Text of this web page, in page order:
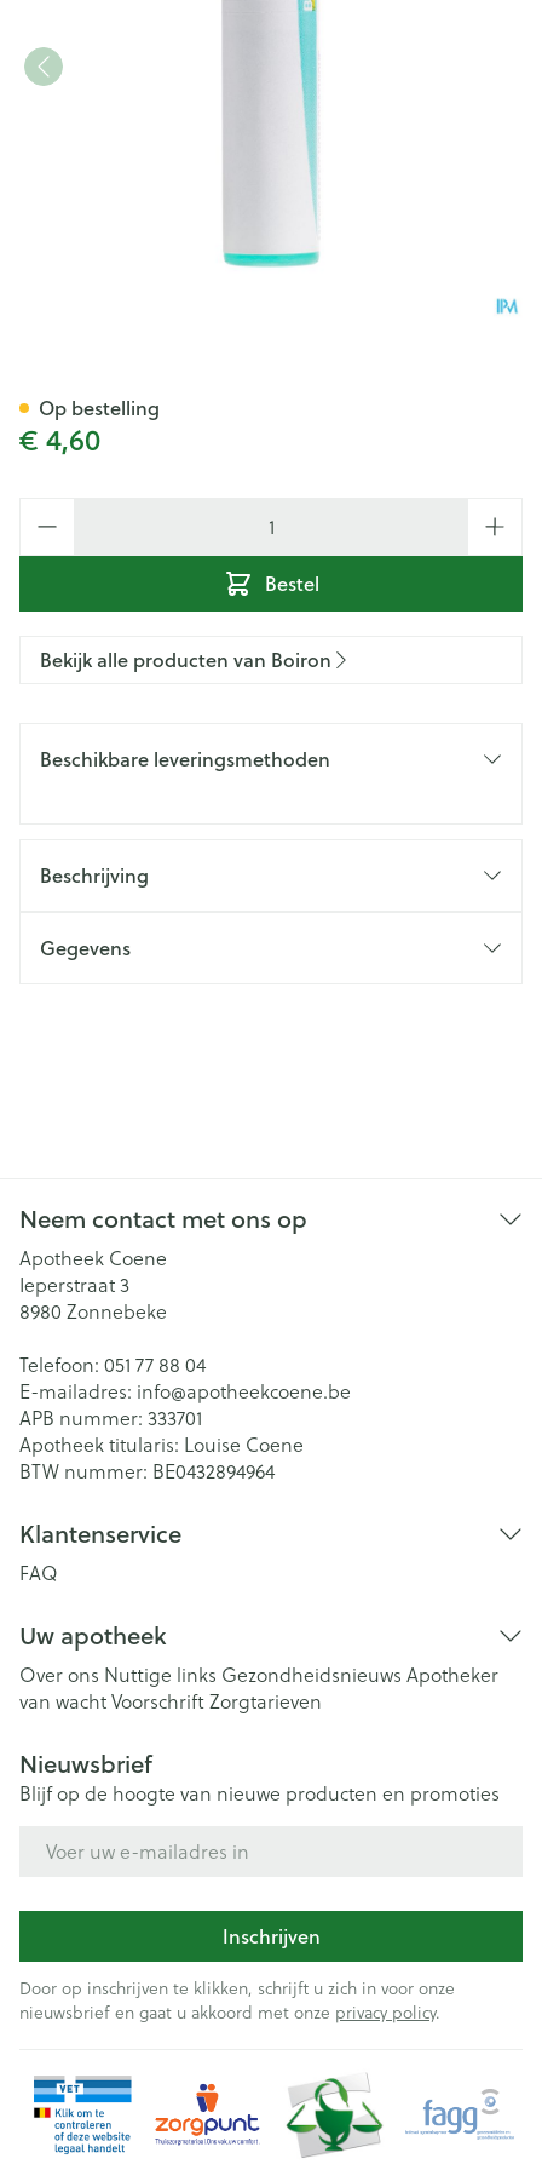
€ 4,60
Bestel
Op bestelling
Bekijk alle producten van Boiron
Beschikbare leveringsmethoden
Beschrijving
Gegevens
Neem contact met ons op
Apotheek Coene
Ieperstraat 3
8980 Zonnebeke
Telefoon: 051 77 88 04
E-mailadres: info@apotheekcoene.be
APB nummer: 333701
Apotheek titularis: Louise Coene
BTW nummer: BE0432894964
Klantenservice
FAQ
Uw apotheek
Over ons Nuttige links Gezondheidsnieuws Apotheker
van wachtVoorschriftZorgtarieven
Nieuwsbrief
Blijf op de hoogte van nieuwe producten en promoties
Inschrijven
Door op inschrijven te klikken, schrijft u zich in voor onze
nieuwsbrief en gaat u akkoord met onze privacy policy.